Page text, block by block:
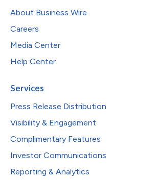
About Business Wire
Careers
Media Center
Help Center
Services
Press Release Distribution
Visibility & Engagement
Complimentary Features
Investor Communications
Reporting & Analytics